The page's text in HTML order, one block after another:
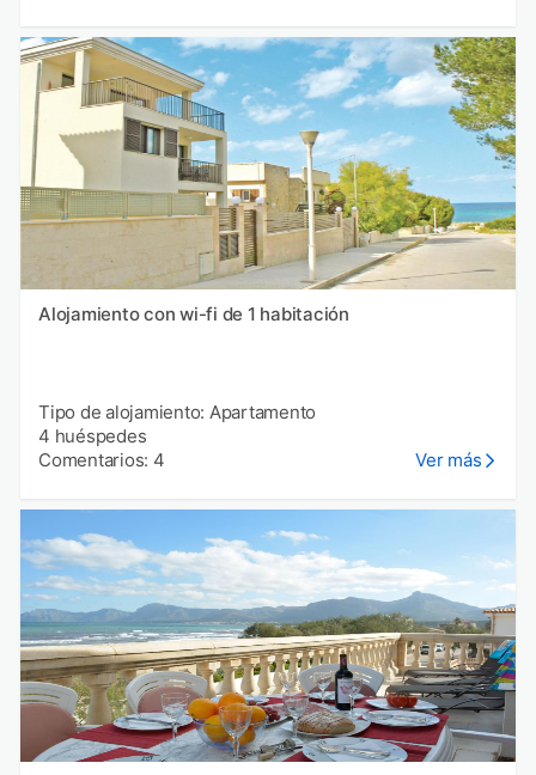
Alojamiento con wi-fi de 1 habitación
Tipo de alojamiento: Apartamento
4 huéspedes
Comentarios: 4
Ver más